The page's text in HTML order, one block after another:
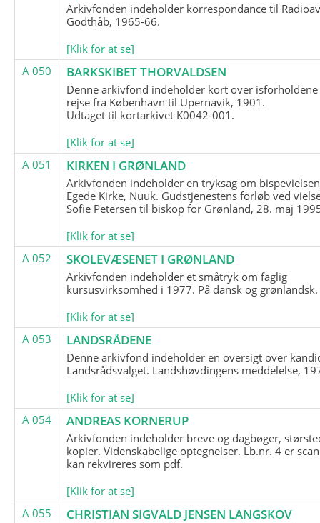
Arkivfonden indeholder korrespondance til
Godthåb, 1965-66.
[Klik for at se]
A 050
BARKSKIBET THORVALDSEN
Denne arkivfond indeholder kort over
rejse fra København til Upernavik, 1901.
Udtaget til kortarkivet K0042-001.
[Klik for at se]
A 051
KIRKEN I GRØNLAND
Arkivfonden indeholder en tryksag om
Egede Kirke, Nuuk. Gudstjenestens forløb ved
Sofie Petersen til biskop for Grønland, 28. maj
[Klik for at se]
A 052
SKOLEVÆSENET I GRØNLAND
Arkivfonden indeholder et småtryk om faglig
kursusvirksomhed i 1977. På dansk og grønlandsk.
[Klik for at se]
A 053
LANDSRÅDENE
Denne arkivfond indeholder en oversigt over
Landsrådsvalget. Landshøvdingens meddelelse,
[Klik for at se]
A 054
ANDREAS KORNERUP
Arkivfonden indeholder breve og dagbøger,
kopier. Videnskabelige optegnelser. Lb.nr. 4 er
kan rekvireres som pdf.
[Klik for at se]
A 055
CHRISTIAN SIGVALD JENSEN LANGSKOV